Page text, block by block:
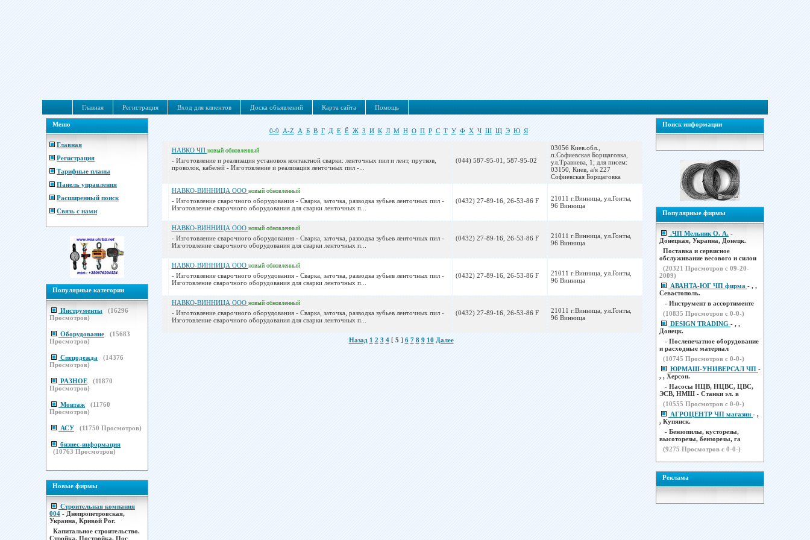
Главная Регистрация Вход для клиентов Доска объявлений Карта сайта Помощь
Меню
Главная
Регистрация
Тарифные планы
Панель управления
Расширенный поиск
Связь с нами
Популярные категории
Инструменты (16296
Просмотров)
Оборудование (15683
Просмотров)
Спецодежда (14376
Просмотров)
РАЗНОЕ (11870
Просмотров)
Монтаж (11760
Просмотров)
АСУ (11750 Просмотров)
бизнес-информация
(10763 Просмотров)
Новые фирмы
Строительная компания
004 - Днепропетровская,
Украина, Кривой Рог.
Капитальное строительство.
Стройка. Постройка. Пос
0-9 A-Z А Б В Г Д Е Ё Ж З И К Л М Н О П Р С Т У Ф Х Ч Ш Щ Э Ю Я
НАВКО ЧП новый обновленный
- Изготовление и реализация установок контактной сварки: ленточных пил и лент, прутков,
проволок, кабелей - Изготовление и реализация ленточных пил -...
(044) 587-95-01, 587-95-02
03056 Киев.обл.,
п.Софиевская Борщаговка,
ул.Травнева, 1; для писем:
03150, Киев, а/я 227
Софиевская Борщаговка
НАВКО-ВИННИЦА ООО новый обновленный
- Изготовление сварочного оборудования - Сварка, заточка, разводка зубьев ленточных пил -
Изготовление сварочного оборудования для сварки ленточных п...
(0432) 27-89-16, 26-53-86 F
21011 г.Винница, ул.Гонты,
96 Винница
НАВКО-ВИННИЦА ООО новый обновленный
- Изготовление сварочного оборудования - Сварка, заточка, разводка зубьев ленточных пил -
Изготовление сварочного оборудования для сварки ленточных п...
(0432) 27-89-16, 26-53-86 F
21011 г.Винница, ул.Гонты,
96 Винница
НАВКО-ВИННИЦА ООО новый обновленный
- Изготовление сварочного оборудования - Сварка, заточка, разводка зубьев ленточных пил -
Изготовление сварочного оборудования для сварки ленточных п...
(0432) 27-89-16, 26-53-86 F
21011 г.Винница, ул.Гонты,
96 Винница
НАВКО-ВИННИЦА ООО новый обновленный
- Изготовление сварочного оборудования - Сварка, заточка, разводка зубьев ленточных пил -
Изготовление сварочного оборудования для сварки ленточных п...
(0432) 27-89-16, 26-53-86 F
21011 г.Винница, ул.Гонты,
96 Винница
Назад 1 2 3 4[ 5 ] 6 7 8 9 10 Далее
Поиск информации
Популярные фирмы
.ЧП Мельник О. А. -
Донецкая, Украина, Донецк.
Поставка и сервисное
обслуживание весового и силои
(20321 Просмотров с 09-20-
2009)
АВАНТА-ЮГ ЧП фирма - , ,
Севастополь.
- Инструмент в ассортименте
(10835 Просмотров с 0-0-)
DESIGN TRADING - , ,
Донецк.
- Послепечатное оборудование
и расходные материал
(10745 Просмотров с 0-0-)
ЮРМАШ-УНИВЕРСАЛ ЧП -
, , Херсон.
- Насосы НЦВ, НЦВС, ЦВС,
ЭСВ, НМШ - Станки эл. в
(10555 Просмотров с 0-0-)
АГРОЦЕНТР ЧП магазин - ,
, Купянск.
- Бензопилы, кусторезы,
высоторезы, бензорезы, га
(9275 Просмотров с 0-0-)
Реклама